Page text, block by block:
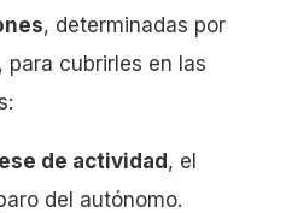
, determinadas por
cubrirles en las
de actividad, el
del autónomo.